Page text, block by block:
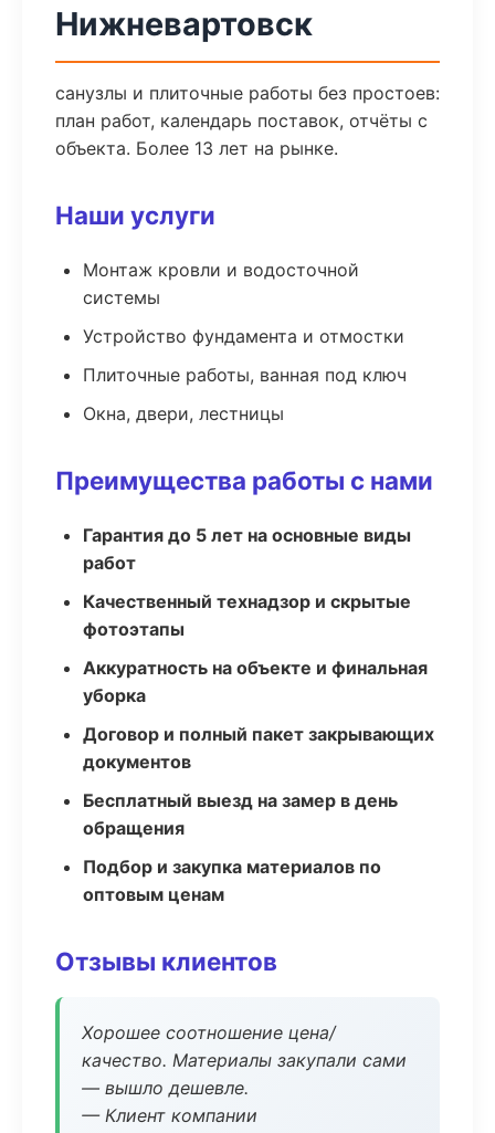
Нижневартовск
санузлы и плиточные работы без простоев:
план работ, календарь поставок, отчёты с
объекта. Более 13 лет на рынке.
Наши услуги
Монтаж кровли и водосточной
системы
Устройство фундамента и отмостки
Плиточные работы, ванная под ключ
Окна, двери, лестницы
Преимущества работы с нами
Гарантия до 5 лет на основные виды
работ
Качественный технадзор и скрытые
фотоэтапы
Аккуратность на объекте и финальная
уборка
Договор и полный пакет закрывающих
документов
Бесплатный выезд на замер в день
обращения
Подбор и закупка материалов по
оптовым ценам
Отзывы клиентов
Хорошее соотношение цена/
качество. Материалы закупали сами
— вышло дешевле.
— Клиент компании